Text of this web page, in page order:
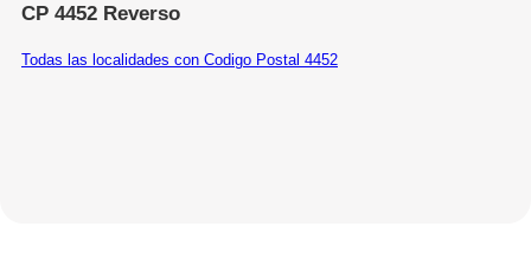
CP 4452 Reverso
Todas las localidades con Codigo Postal 4452